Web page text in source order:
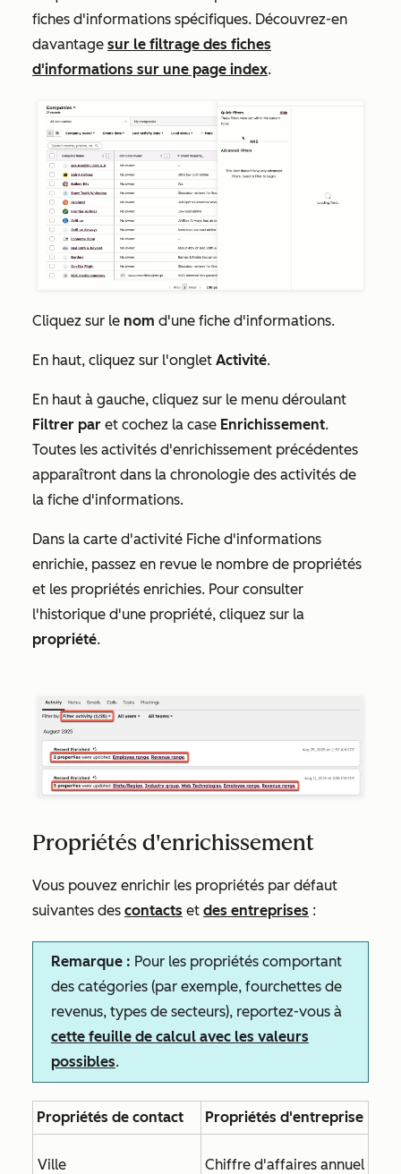
fiches d'informations spécifiques. Découvrez-en
davantage sur le filtrage des fiches
d'informations sur une page index.
Cliquez sur le nom d'une fiche d'informations.
En haut, cliquez sur l'onglet Activité.
En haut à gauche, cliquez sur le menu déroulant
Filtrer par et cochez la case Enrichissement.
Toutes les activités d'enrichissement précédentes
apparaîtront dans la chronologie des activités de
la fiche d'informations.
Dans la carte d'activité Fiche d'informations
enrichie, passez en revue le nombre de propriétés
et les propriétés enrichies. Pour consulter
l'historique d'une propriété, cliquez sur la
propriété.
Propriétés d'enrichissement
Vous pouvez enrichir les propriétés par défaut
suivantes des contacts et des entreprises :
Remarque : Pour les propriétés comportant
des catégories (par exemple, fourchettes de
revenus, types de secteurs), reportez-vous à
cette feuille de calcul avec les valeurs
possibles.
Propriétés de contact Propriétés d'entreprise
Ville Chiffre d'affaires annuel